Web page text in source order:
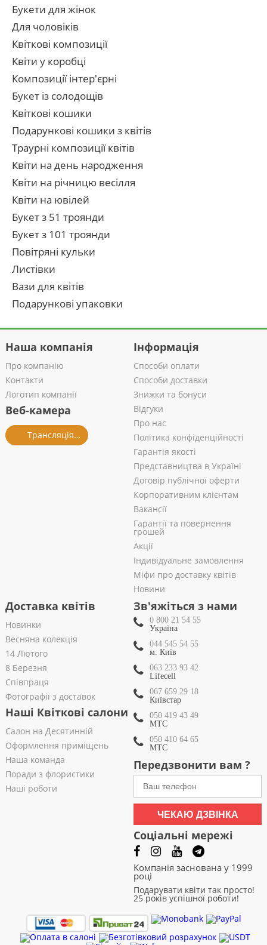
Букети для жінок
Для чоловіків
Квіткові композиції
Квіти у коробці
Композиції інтер'єрні
Букет із солодощів
Квіткові кошики
Подарункові кошики з квітів
Траурні композиції квітів
Квіти на день народження
Квіти на річницю весілля
Квіти на ювілей
Букет з 51 троянди
Букет з 101 троянди
Повітряні кульки
Листівки
Вази для квітів
Подарункові упаковки
Наша компанія
Про компанію
Контакти
Логотип компанії
Веб-камера
Трансляція із салону
Інформація
Способи оплати
Способи доставки
Знижки та бонуси
Відгуки
Про нас
Політика конфіденційності
Гарантія якості
Представництва в Україні
Договір публічної оферти
Корпоративним клієнтам
Вакансії
Гарантії та повернення
грошей
Акції
Індивідуальне замовлення
Міфи про доставку квітів
Новини
Доставка квітів
Новинки
Весняна колекція
14 Лютого
8 Березня
Співпраця
Фотографії з доставок
Наші Квіткові салони
Салон на Десятинній
Оформлення приміщень
Наша команда
Поради з флористики
Наші роботи
Зв'яжіться з нами
0 800 21 54 55
Україна
044 545 54 55
м. Київ
063 233 93 42
Lifecell
067 659 29 18
Київстар
050 419 43 49
МТС
050 410 64 65
МТС
Передзвонити вам ?
ЧЕКАЮ ДЗВІНКА
Соціальні мережі
Компанія заснована у 1999
році
Подарувати квіти так просто!
25 років успішної роботи!